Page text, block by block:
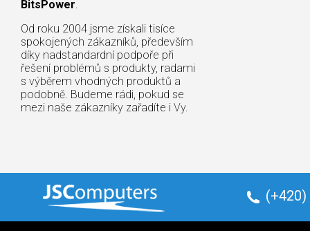
BitsPower.
Od roku 2004 jsme získali tisíce
spokojených zákazníků, především
díky nadstandardní podpoře při
řešení problémů s produkty, radami
s výběrem vhodných produktů a
podobně. Budeme rádi, pokud se
mezi naše zákazníky zařadíte i Vy.
(+420)